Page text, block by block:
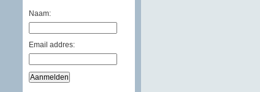
Naam:
Email addres: